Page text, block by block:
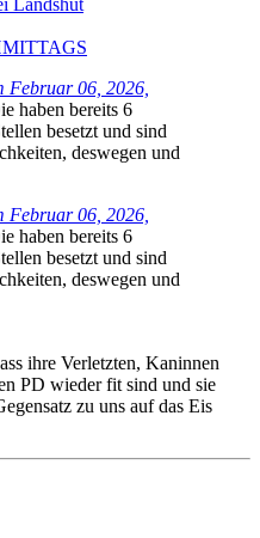
Landshut
Februar 06, 2026,
haben bereits 6
besetzt und sind
deswegen und
Februar 06, 2026,
haben bereits 6
besetzt und sind
deswegen und
ihre Verletzten, Kaninnen
PD wieder fit sind und sie
zu uns auf das Eis